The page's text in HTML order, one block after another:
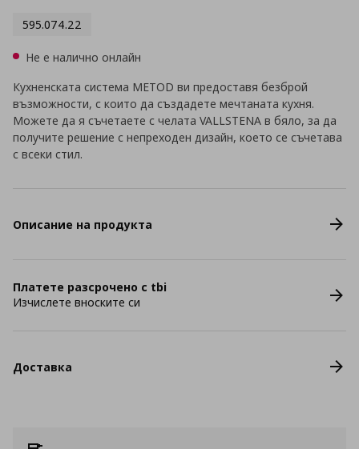
595.074.22
Не е налично онлайн
Кухненската система METOD ви предоставя безброй
възможности, с които да създадете мечтаната кухня.
Можете да я съчетаете с челата VALLSTENA в бяло, за да
получите решение с непреходен дизайн, което се съчетава
с всеки стил.
Описание на продукта
Платете разсрочено с tbi
Изчислете вноските си
Доставка